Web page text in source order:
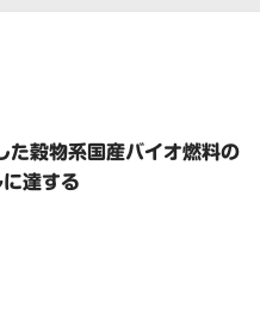
た穀物系国産バイオ燃料の
達する